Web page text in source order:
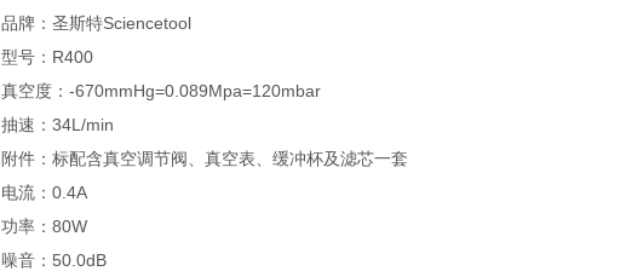
品牌：圣斯特Sciencetool
型号：R400
真空度：-670mmHg=0.089Mpa=120mbar
抽速：34L/min
附件：标配含真空调节阀、真空表、缓冲杯及滤芯一套
电流：0.4A
功率：80W
噪音：50.0dB